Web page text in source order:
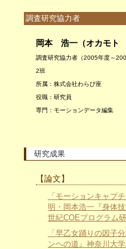
調査研究協力者
岡本 浩一（オカモト
調査研究協力者（2005年度～
2班
所属：株式会社わらび座
役職：研究員
専門：モーションデータ編集
研究成果
【論文】
「モーションキャプ
明・岡本浩一『身体
世紀COEプログラム
「早乙女踊りの因子
ンヘの道』神奈川大